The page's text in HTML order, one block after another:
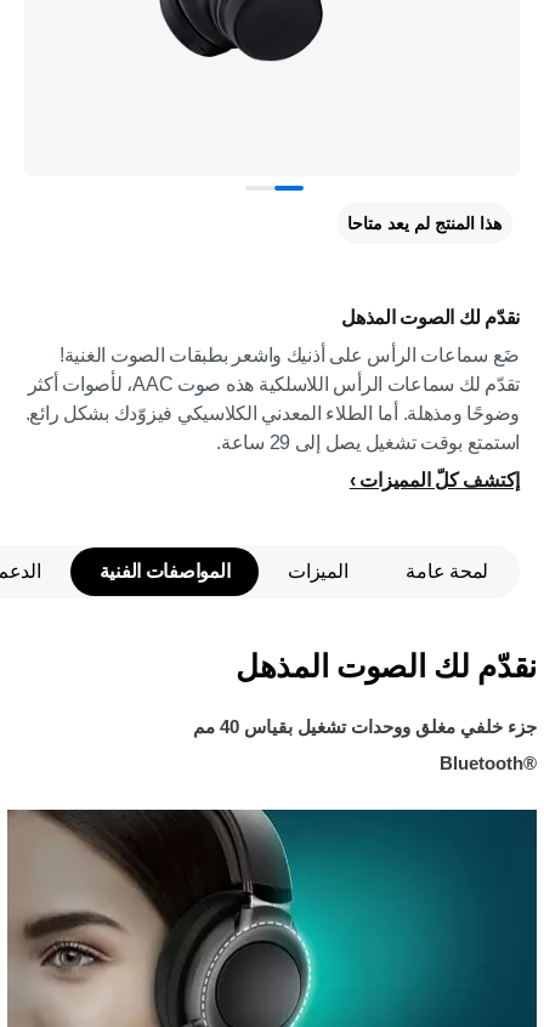
نقدّم لك الصوت المذهل
ضَع سماعات الرأس على أذنيك واشعر بطبقات الصوت الغنية!
تقدّم لك سماعات الرأس اللاسلكية هذه صوت AAC، لأصوات أكثر
وضوحًا ومذهلة. أما الطلاء المعدني الكلاسيكي فيزوّدك بشكل رائع.
استمتع بوقت تشغيل يصل إلى 29 ساعة.
إكتشف كلّ المميزات
هذا المنتج لم يعد متاحا
لمحة عامة الميزات المواصفات الفنية
نقدّم لك الصوت المذهل
جزء خلفي مغلق ووحدات تشغيل بقياس 40 مم
Bluetooth®‎